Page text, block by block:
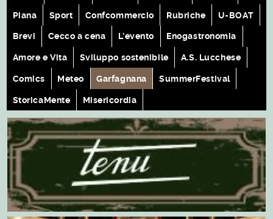
Piana Sport Confcommercio Rubriche U-BOAT
Brevi Cecco a cena L'evento Enogastronomia
Amore e Vita Sviluppo sostenibile A.S. Lucchese
Comics Meteo Garfagnana SummerFestival
StoricaMente Misericordia